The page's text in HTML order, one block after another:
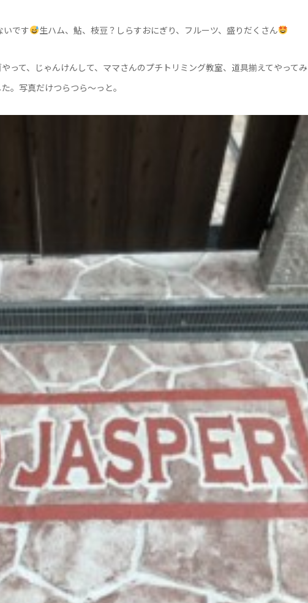
いです 生ハム、鮎、枝豆？しらすおにぎり、フルーツ、盛りだくさん
って、じゃんけんして、ママさんのプチトリミング教室、道具揃えてやってみ
。写真だけつらつら～っと。